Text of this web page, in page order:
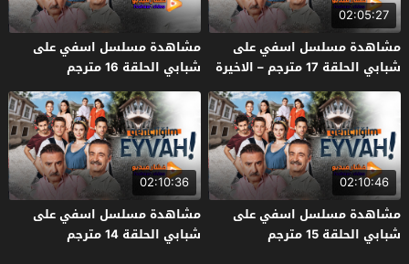
02:05:27
مشاهدة مسلسل اسفي على
شبابي الحلقة 17 مترجم – الاخيرة
مشاهدة مسلسل اسفي على
شبابي الحلقة 16 مترجم
02:10:46
مشاهدة مسلسل اسفي على
شبابي الحلقة 15 مترجم
02:10:36
مشاهدة مسلسل اسفي على
شبابي الحلقة 14 مترجم